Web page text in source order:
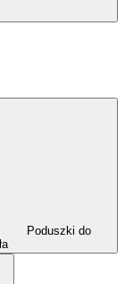
Poduszki do